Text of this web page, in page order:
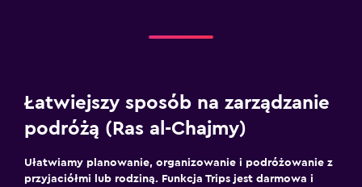
Łatwiejszy sposób na zarządzanie
podróżą (Ras al-Chajmy)
Ułatwiamy planowanie, organizowanie i podróżowanie z
przyjaciółmi lub rodziną. Funkcja Trips jest darmowa i